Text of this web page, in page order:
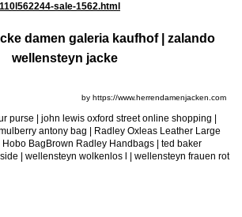
sale-1562.html
damen galeria kaufhof | zalando
wellensteyn jacke
by https://www.herrendamenjacken.com
purse | john lewis oxford street online shopping |
antony bag | Radley Oxleas Leather Large
Hobo BagBrown Radley Handbags | ted baker
| wellensteyn wolkenlos l | wellensteyn frauen rot